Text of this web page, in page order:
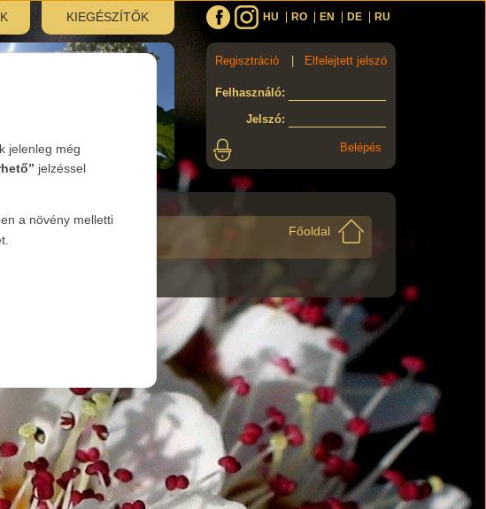
jelenleg még
jelzéssel
a növény melletti
KIEGÉSZÍTŐK HU RO EN DE RU
Regisztráció Elfelejtett jelszó
Felhasználó:
Jelszó:
Főoldal